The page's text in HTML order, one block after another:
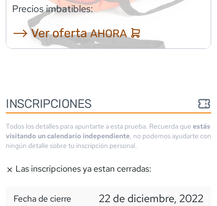
Precios imbatibles:
⟶ Ver ofertaAHORA
INSCRIPCIONES
Todos los detalles para apuntarte a esta prueba. Recuerda que estás
visitando un calendario independiente, no podemos ayudarte con
ningún detalle sobre tu inscripción personal.
Las inscripciones ya estan cerradas:
Fecha de cierre 22 de diciembre, 2022